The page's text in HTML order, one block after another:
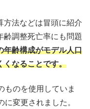
方法などは冒頭に紹介
齢調整死亡率にも問題
年齢構成がモデル人口
くなることです。
ものを使用していま
変更されました。